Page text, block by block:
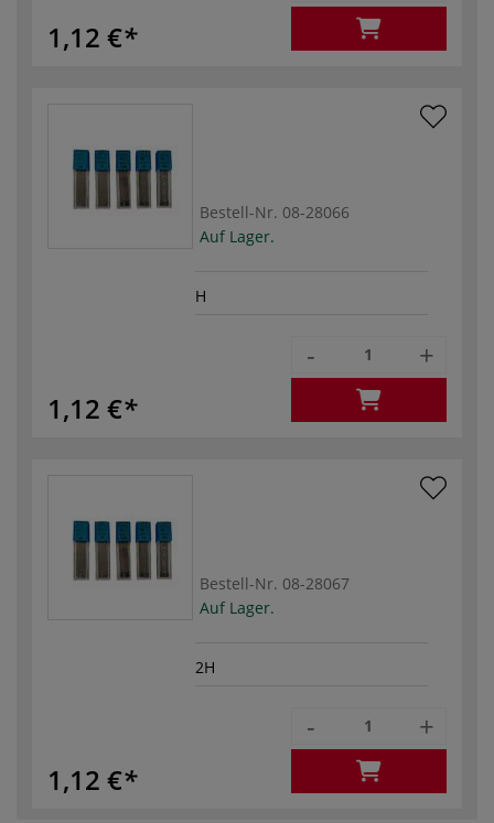
1,12 €
Bestell-Nr. 08-28066
Auf Lager.
H
1,12 €
- +
Bestell-Nr. 08-28067
Auf Lager.
2H
1,12 €
- +